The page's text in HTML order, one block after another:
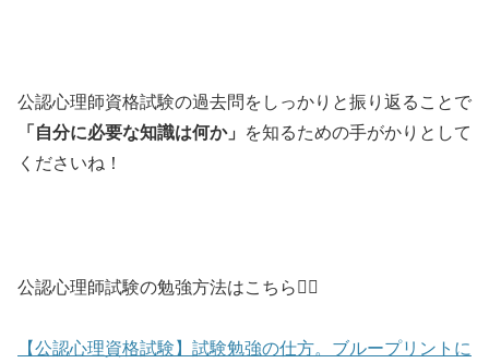
公認心理師資格試験の過去問をしっかりと振り返ることで
「自分に必要な知識は何か」
を知るための手がかりとして
くださいね！
公認心理師試験の勉強方法はこちら💁‍♀️
【公認心理資格試験】試験勉強の仕方。ブループリントに